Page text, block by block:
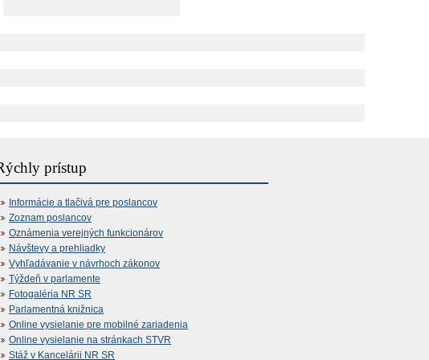
prístup
Informácie a tlačivá pre poslancov
Zoznam poslancov
Oznámenia verejných funkcionárov
Návštevy a prehliadky
Vyhľadávanie v návrhoch zákonov
Týždeň v parlamente
Fotogaléria NR SR
Parlamentná knižnica
Online vysielanie pre mobilné zariadenia
Online vysielanie na stránkach STVR
Stáž v Kancelárii NR SR